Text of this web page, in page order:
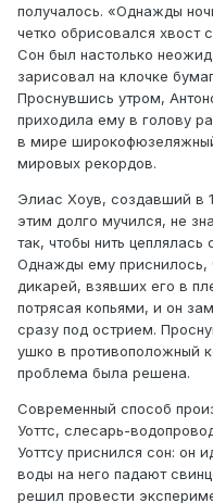
получалось. «Однажды
четко обрисовался хвост
Сон был настолько
зарисовал на клочке
Проснувшись утром,
приходила ему в голову
в мире
мировых рекордов.
Элиас Хоув, создавший в
этим долго мучился, не
так, чтобы нить
Однажды ему приснилось,
дикарей, взявших его в
потрясая копьями, и он
сразу под острием.
ушко в противоположный
проблема была решена.
Современный способ
Уоттс, слесарь-
Уоттсу приснился сон: он
воды на него падают
решил провести